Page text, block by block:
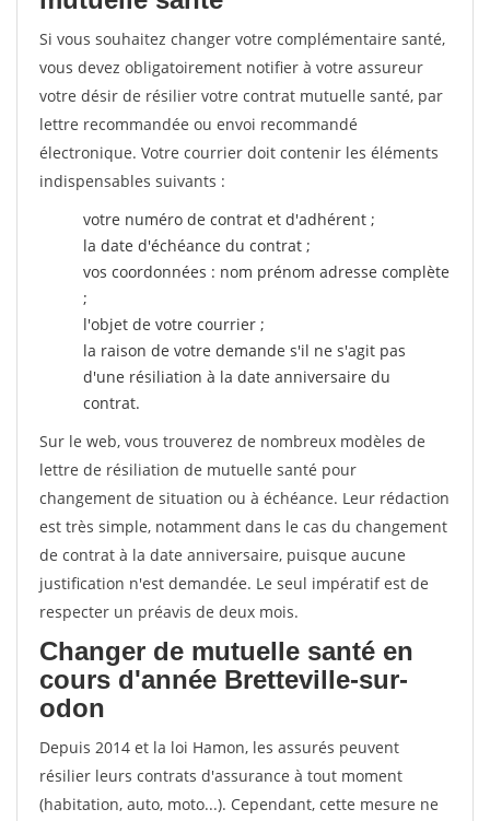
Si vous souhaitez changer votre complémentaire santé,
vous devez obligatoirement notifier à votre assureur
votre désir de résilier votre contrat mutuelle santé, par
lettre recommandée ou envoi recommandé
électronique. Votre courrier doit contenir les éléments
indispensables suivants :
votre numéro de contrat et d'adhérent ;
la date d'échéance du contrat ;
vos coordonnées : nom prénom adresse complète
;
l'objet de votre courrier ;
la raison de votre demande s'il ne s'agit pas
d'une résiliation à la date anniversaire du
contrat.
Sur le web, vous trouverez de nombreux modèles de
lettre de résiliation de mutuelle santé pour
changement de situation ou à échéance. Leur rédaction
est très simple, notamment dans le cas du changement
de contrat à la date anniversaire, puisque aucune
justification n'est demandée. Le seul impératif est de
respecter un préavis de deux mois.
Changer de mutuelle santé en
cours d'année Bretteville-sur-
odon
Depuis 2014 et la loi Hamon, les assurés peuvent
résilier leurs contrats d'assurance à tout moment
(habitation, auto, moto...). Cependant, cette mesure ne